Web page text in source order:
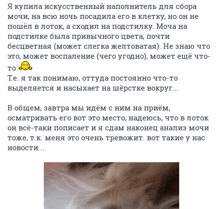
Я купила искусственный наполнитель для сбора
мочи, на всю ночь посадила его в клетку, но он не
пошёл в лоток, а сходил на подстилку. Моча на
подстилке была привычного цвета, почти
бесцветная (может слегка желтоватая). Не знаю что
это, может воспаление (чего угодно), может ещё что-
то
Т.е. я так понимаю, оттуда постоянно что-то
выделяется и насыхает на шёрстке вокруг...
В общем, завтра мы идём с ним на приём,
осматривать его вот это место, надеюсь, что в лоток
он всё-таки пописает и я сдам наконец анализ мочи
тоже, т.к. меня это очень тревожит. вот такие у нас
новости....